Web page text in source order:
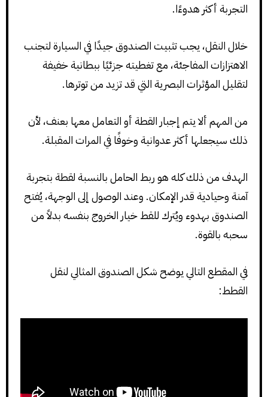
التجربة أكثر هدوءًا.
خلال النقل، يجب تثبيت الصندوق جيدًا في السيارة لتجنب
الاهتزازات المفاجئة، مع تغطيته جزئيًا ببطانية خفيفة
لتقليل المؤثرات البصرية التي قد تزيد من توترها.
من المهم ألا يتم إجبار القطة أو التعامل معها بعنف، لأن
ذلك سيجعلها أكثر عدوانية وخوفًا في المرات المقبلة.
الهدف من ذلك كله هو ربط الحامل بالنسبة لقطة بتجربة
آمنة وحيادية قدر الإمكان. وعند الوصول إلى الوجهة، يُفتح
الصندوق بهدوء ويُترك للقط خيار الخروج بنفسه بدلاً من
سحبه بالقوة.
في المقطع التالي يوضح شكل الصندوق المثالي لنقل
القطط: